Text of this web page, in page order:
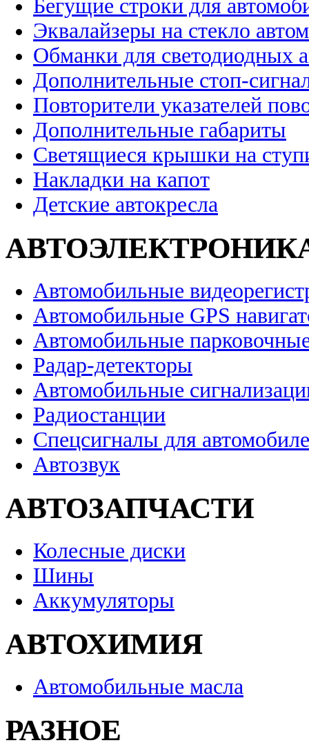
Бегущие строки для
Эквалайзеры на стекло
Обманки для светодиодных
Дополнительные стоп-
Повторители указателей
Дополнительные габариты
Светящиеся крышки на
Накладки на капот
Детские автокресла
Автомобильные
Автомобильные GPS
Автомобильные
Радар-детекторы
Автомобильные
Радиостанции
Спецсигналы для
Автозвук
АВТОЗАПЧАСТИ
Колесные диски
Шины
Аккумуляторы
АВТОХИМИЯ
Автомобильные масла
РАЗНОЕ